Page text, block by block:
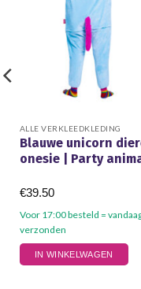
ALLE VERKLEEDKLEDING
Blauwe unicorn
onesie | Party
Voor 17:00 besteld =
verzonden
€39.50
IN WINKELWAGEN
Dit
product